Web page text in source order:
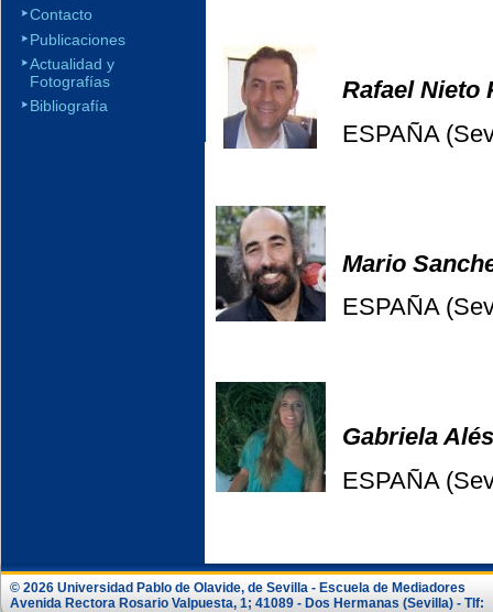
Rafael Nieto
ESPAÑA
Mario
ESPAÑA
Gabriela
ESPAÑA
Contacto
Publicaciones
Actualidad y
Fotografías
Bibliografía
© 2026 Universidad Pablo de Olavide, de Sevilla - Escuela de Mediadores
Avenida Rectora Rosario Valpuesta, 1; 41089 - Dos Hermanas (Sevilla) - Tlf: